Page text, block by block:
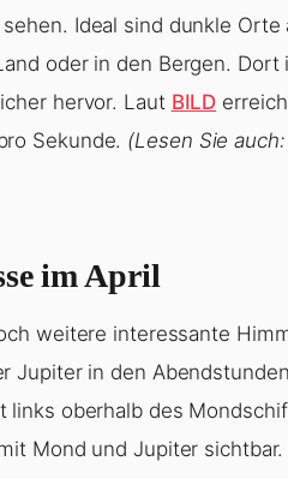
Ideal sind dunkle
oder in den Bergen.
hervor. Laut BILD
Sekunde. (Lesen Sie auch:
im April
weitere interessante
Jupiter in den
links oberhalb des
Mond und Jupiter sichtbar.